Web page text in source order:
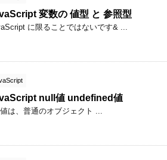
変数の 値型 と 参照型
に限ることではないです& ...
null値 undefined値
は、普通のオブジェクト ...